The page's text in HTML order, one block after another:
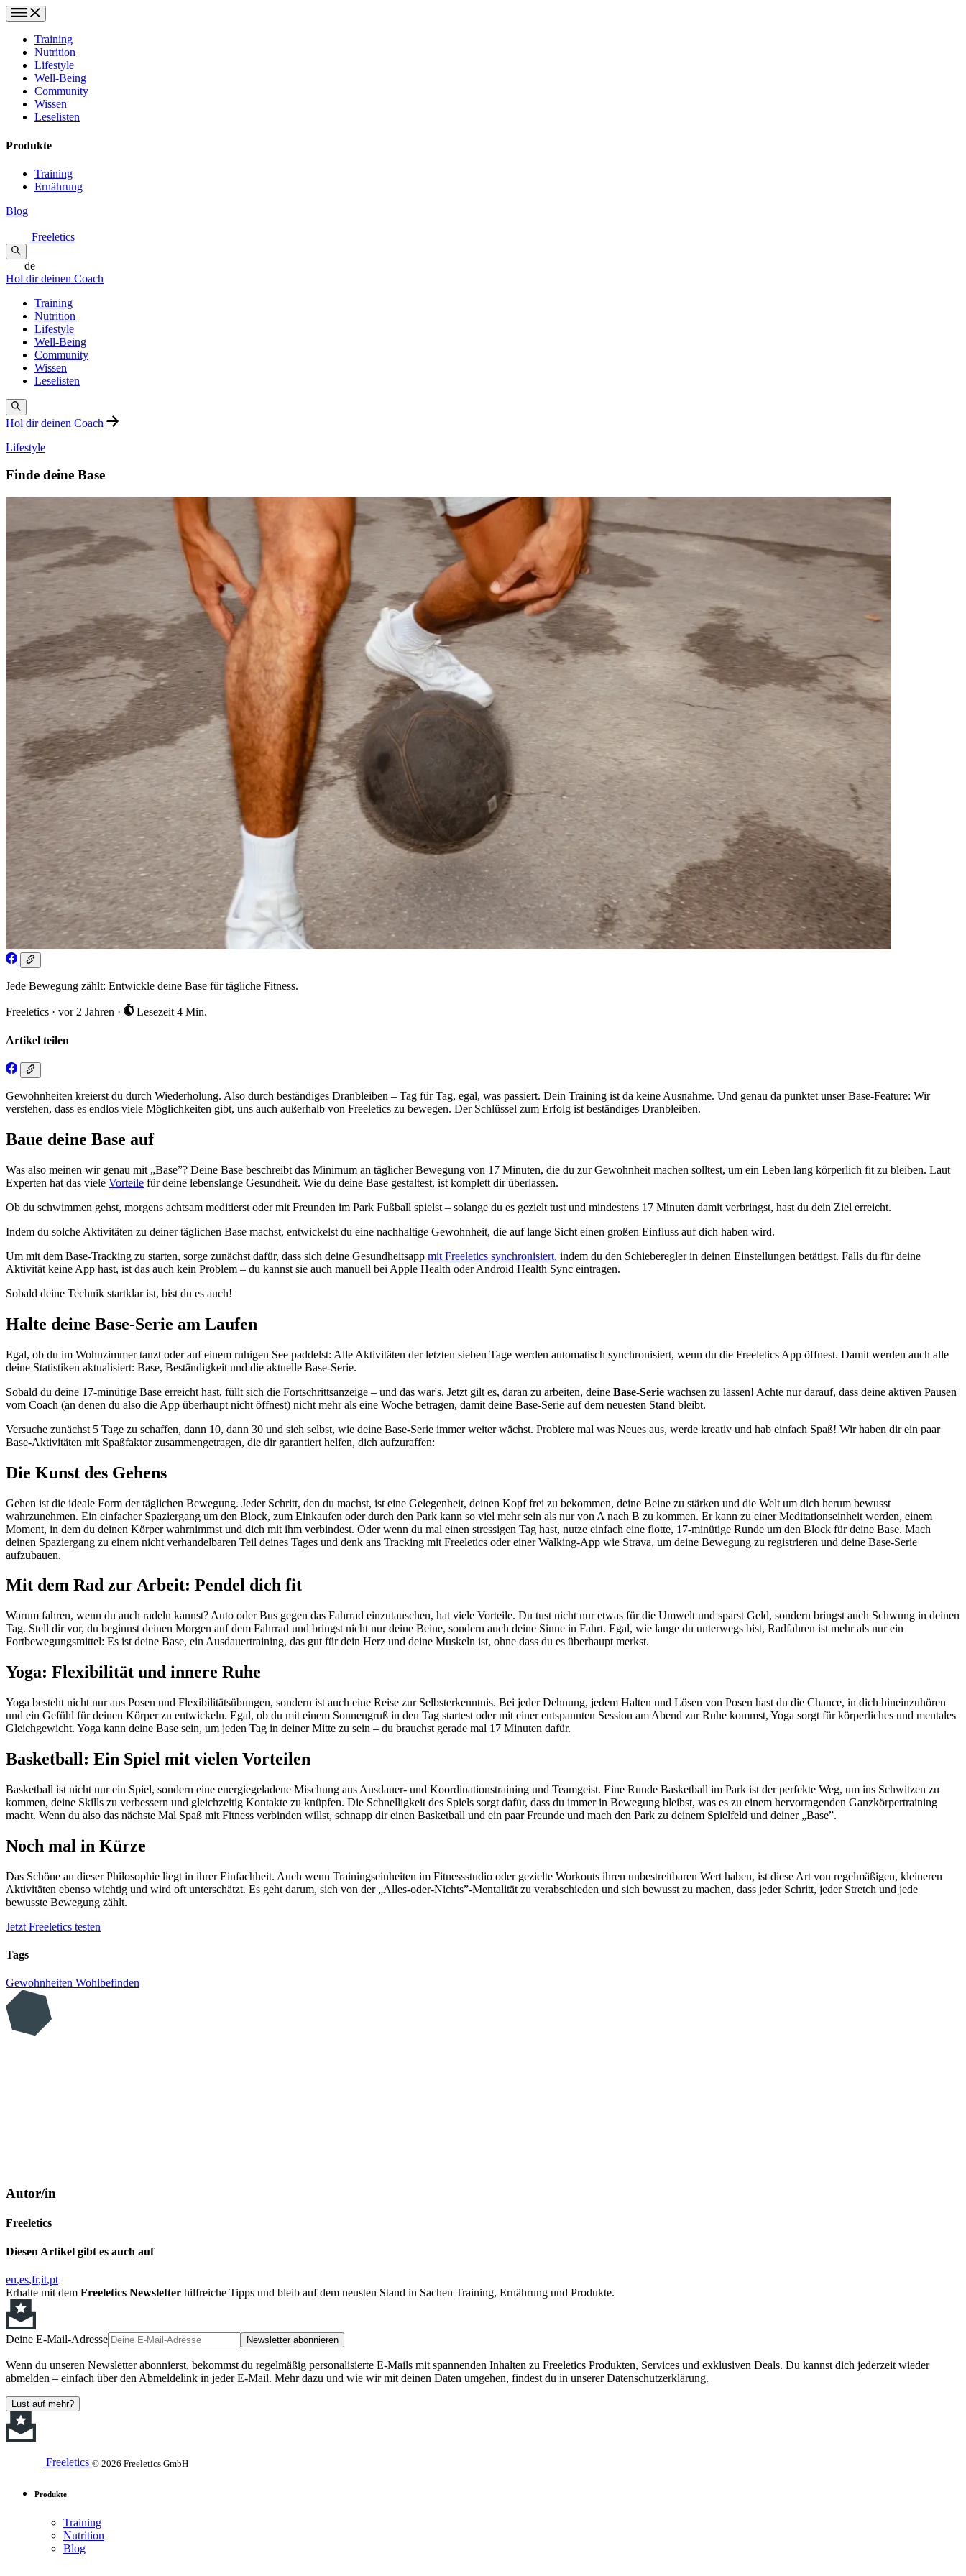
Training
Nutrition
Lifestyle
Well-Being
Community
Wissen
Leselisten
Produkte
Training
Ernährung
Blog
Freeletics
de
Hol dir deinen Coach
Training
Nutrition
Lifestyle
Well-Being
Community
Wissen
Leselisten
Hol dir deinen Coach
Lifestyle
Finde deine Base
Jede Bewegung zählt: Entwickle deine Base für tägliche Fitness.
Freeletics · vor 2 Jahren · Lesezeit 4 Min.
Artikel teilen
Gewohnheiten kreierst du durch Wiederholung. Also durch beständiges Dranbleiben – Tag für Tag, egal, was passiert. Dein Training ist da keine Ausnahme. Und genau da punktet unser Base-Feature: Wir
verstehen, dass es endlos viele Möglichkeiten gibt, uns auch außerhalb von Freeletics zu bewegen. Der Schlüssel zum Erfolg ist beständiges Dranbleiben.
Baue deine Base auf
Was also meinen wir genau mit „Base”? Deine Base beschreibt das Minimum an täglicher Bewegung von 17 Minuten, die du zur Gewohnheit machen solltest, um ein Leben lang körperlich fit zu bleiben. Laut
Experten hat das viele Vorteile für deine lebenslange Gesundheit. Wie du deine Base gestaltest, ist komplett dir überlassen.
Ob du schwimmen gehst, morgens achtsam meditierst oder mit Freunden im Park Fußball spielst – solange du es gezielt tust und mindestens 17 Minuten damit verbringst, hast du dein Ziel erreicht.
Indem du solche Aktivitäten zu deiner täglichen Base machst, entwickelst du eine nachhaltige Gewohnheit, die auf lange Sicht einen großen Einfluss auf dich haben wird.
Um mit dem Base-Tracking zu starten, sorge zunächst dafür, dass sich deine Gesundheitsapp mit Freeletics synchronisiert, indem du den Schieberegler in deinen Einstellungen betätigst. Falls du für deine
Aktivität keine App hast, ist das auch kein Problem – du kannst sie auch manuell bei Apple Health oder Android Health Sync eintragen.
Sobald deine Technik startklar ist, bist du es auch!
Halte deine Base-Serie am Laufen
Egal, ob du im Wohnzimmer tanzt oder auf einem ruhigen See paddelst: Alle Aktivitäten der letzten sieben Tage werden automatisch synchronisiert, wenn du die Freeletics App öffnest. Damit werden auch alle
deine Statistiken aktualisiert: Base, Beständigkeit und die aktuelle Base-Serie.
Sobald du deine 17-minütige Base erreicht hast, füllt sich die Fortschrittsanzeige – und das war's. Jetzt gilt es, daran zu arbeiten, deine Base-Serie wachsen zu lassen! Achte nur darauf, dass deine aktiven Pausen
vom Coach (an denen du also die App überhaupt nicht öffnest) nicht mehr als eine Woche betragen, damit deine Base-Serie auf dem neuesten Stand bleibt.
Versuche zunächst 5 Tage zu schaffen, dann 10, dann 30 und sieh selbst, wie deine Base-Serie immer weiter wächst. Probiere mal was Neues aus, werde kreativ und hab einfach Spaß! Wir haben dir ein paar
Base-Aktivitäten mit Spaßfaktor zusammengetragen, die dir garantiert helfen, dich aufzuraffen:
Die Kunst des Gehens
Gehen ist die ideale Form der täglichen Bewegung. Jeder Schritt, den du machst, ist eine Gelegenheit, deinen Kopf frei zu bekommen, deine Beine zu stärken und die Welt um dich herum bewusst
wahrzunehmen. Ein einfacher Spaziergang um den Block, zum Einkaufen oder durch den Park kann so viel mehr sein als nur von A nach B zu kommen. Er kann zu einer Meditationseinheit werden, einem
Moment, in dem du deinen Körper wahrnimmst und dich mit ihm verbindest. Oder wenn du mal einen stressigen Tag hast, nutze einfach eine flotte, 17-minütige Runde um den Block für deine Base. Mach
deinen Spaziergang zu einem nicht verhandelbaren Teil deines Tages und denk ans Tracking mit Freeletics oder einer Walking-App wie Strava, um deine Bewegung zu registrieren und deine Base-Serie
aufzubauen.
Mit dem Rad zur Arbeit: Pendel dich fit
Warum fahren, wenn du auch radeln kannst? Auto oder Bus gegen das Fahrrad einzutauschen, hat viele Vorteile. Du tust nicht nur etwas für die Umwelt und sparst Geld, sondern bringst auch Schwung in deinen
Tag. Stell dir vor, du beginnst deinen Morgen auf dem Fahrrad und bringst nicht nur deine Beine, sondern auch deine Sinne in Fahrt. Egal, wie lange du unterwegs bist, Radfahren ist mehr als nur ein
Fortbewegungsmittel: Es ist deine Base, ein Ausdauertraining, das gut für dein Herz und deine Muskeln ist, ohne dass du es überhaupt merkst.
Yoga: Flexibilität und innere Ruhe
Yoga besteht nicht nur aus Posen und Flexibilitätsübungen, sondern ist auch eine Reise zur Selbsterkenntnis. Bei jeder Dehnung, jedem Halten und Lösen von Posen hast du die Chance, in dich hineinzuhören
und ein Gefühl für deinen Körper zu entwickeln. Egal, ob du mit einem Sonnengruß in den Tag startest oder mit einer entspannten Session am Abend zur Ruhe kommst, Yoga sorgt für körperliches und mentales
Gleichgewicht. Yoga kann deine Base sein, um jeden Tag in deiner Mitte zu sein – du brauchst gerade mal 17 Minuten dafür.
Basketball: Ein Spiel mit vielen Vorteilen
Basketball ist nicht nur ein Spiel, sondern eine energiegeladene Mischung aus Ausdauer- und Koordinationstraining und Teamgeist. Eine Runde Basketball im Park ist der perfekte Weg, um ins Schwitzen zu
kommen, deine Skills zu verbessern und gleichzeitig Kontakte zu knüpfen. Die Schnelligkeit des Spiels sorgt dafür, dass du immer in Bewegung bleibst, was es zu einem hervorragenden Ganzkörpertraining
macht. Wenn du also das nächste Mal Spaß mit Fitness verbinden willst, schnapp dir einen Basketball und ein paar Freunde und mach den Park zu deinem Spielfeld und deiner „Base”.
Noch mal in Kürze
Das Schöne an dieser Philosophie liegt in ihrer Einfachheit. Auch wenn Trainingseinheiten im Fitnessstudio oder gezielte Workouts ihren unbestreitbaren Wert haben, ist diese Art von regelmäßigen, kleineren
Aktivitäten ebenso wichtig und wird oft unterschätzt. Es geht darum, sich von der „Alles-oder-Nichts”-Mentalität zu verabschieden und sich bewusst zu machen, dass jeder Schritt, jeder Stretch und jede
bewusste Bewegung zählt.
Jetzt Freeletics testen
Tags
Gewohnheiten Wohlbefinden
Autor/in
Freeletics
Diesen Artikel gibt es auch auf
en es fr it pt
Erhalte mit dem Freeletics Newsletter hilfreiche Tipps und bleib auf dem neusten Stand in Sachen Training, Ernährung und Produkte.
Deine E-Mail-Adresse Newsletter abonnieren
Wenn du unseren Newsletter abonnierst, bekommst du regelmäßig personalisierte E-Mails mit spannenden Inhalten zu Freeletics Produkten, Services und exklusiven Deals. Du kannst dich jederzeit wieder
abmelden – einfach über den Abmeldelink in jeder E-Mail. Mehr dazu und wie wir mit deinen Daten umgehen, findest du in unserer Datenschutzerklärung.
Lust auf mehr?
Freeletics © 2026 Freeletics GmbH
Produkte
Training
Nutrition
Blog